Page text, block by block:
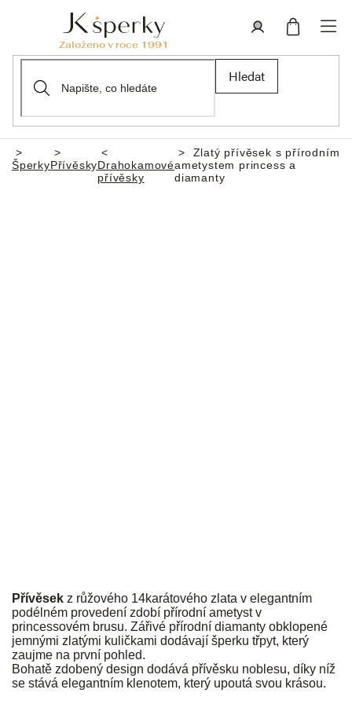
Hledat
Domů
ŠperkyPřívěskyDrahokamové
přívěsky
Zlatý přívěsek s přírodním
ametystem princess a
diamanty
Přívěsek z růžového 14karátového zlata v elegantním
podélném provedení zdobí přírodní ametyst v
princessovém brusu. Zářivé přírodní diamanty obklopené
jemnými zlatými kuličkami dodávají šperku třpyt, který
zaujme na první pohled.
Bohatě zdobený design dodává přívěsku noblesu, díky níž
se stává elegantním klenotem, který upoutá svou krásou.